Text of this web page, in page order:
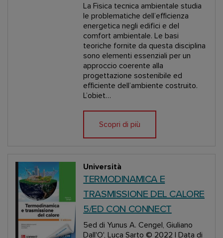
La Fisica tecnica ambientale studia
le problematiche dell’efficienza
energetica negli edifici e del
comfort ambientale. Le basi
teoriche fornite da questa disciplina
sono elementi essenziali per un
approccio coerente alla
progettazione sostenibile ed
efficiente dell’ambiente costruito.
L’obiet…
Scopri di più
Università
TERMODINAMICA E
TRASMISSIONE DEL CALORE
5/ED CON CONNECT
5ed di Yunus A. Cengel, Giuliano
Dall'O', Luca Sarto © 2022 | Data di